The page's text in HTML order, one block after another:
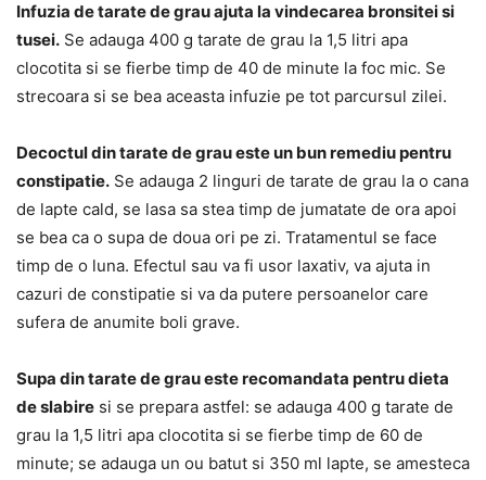
Infuzia de tarate de grau ajuta la vindecarea bronsitei si
tusei. Se adauga 400 g tarate de grau la 1,5 litri apa
clocotita si se fierbe timp de 40 de minute la foc mic. Se
strecoara si se bea aceasta infuzie pe tot parcursul zilei.
Decoctul din tarate de grau este un bun remediu pentru
constipatie. Se adauga 2 linguri de tarate de grau la o cana
de lapte cald, se lasa sa stea timp de jumatate de ora apoi
se bea ca o supa de doua ori pe zi. Tratamentul se face
timp de o luna. Efectul sau va fi usor laxativ, va ajuta in
cazuri de constipatie si va da putere persoanelor care
sufera de anumite boli grave.
Supa din tarate de grau este recomandata pentru dieta
de slabire si se prepara astfel: se adauga 400 g tarate de
grau la 1,5 litri apa clocotita si se fierbe timp de 60 de
minute; se adauga un ou batut si 350 ml lapte, se amesteca